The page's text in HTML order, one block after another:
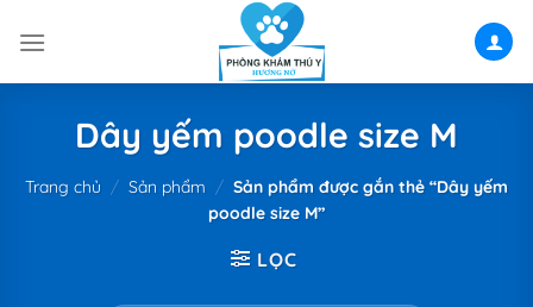
Dây yếm poodle size M
Trang chủ / Sản phẩm / Sản phẩm được gắn thẻ “Dây yếm
poodle size M”
LỌC